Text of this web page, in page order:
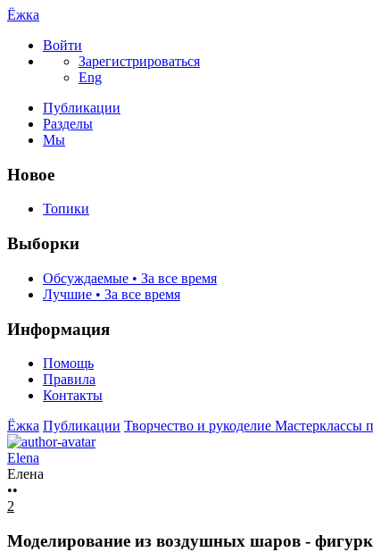
Ёжка
Войти
Зарегистрироваться
Eng
Публикации
Разделы
Мы
Новое
Топики
Выборки
Обсуждаемые • За все время
Лучшие • За все время
Информация
Помощь
Правила
Контакты
Ёжка Публикации Творчество и рукоделие Мастерклассы
Elena
Елена
••
2
Моделирование из воздушных шаров -